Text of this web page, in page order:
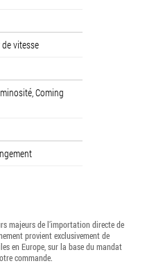
vitesse
Coming
majeurs de l’importation directe de
provient exclusivement de
en Europe, sur la base du mandat
commande.